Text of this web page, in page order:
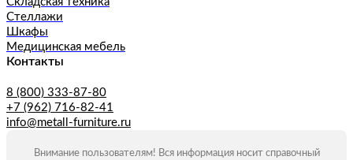
Стеллажи
Шкафы
Медицинская мебель
Контакты
8 (800) 333-87-80
+7 (962) 716-82-41
info@metall-furniture.ru
Внимание пользователям! Вся информация носит справочный